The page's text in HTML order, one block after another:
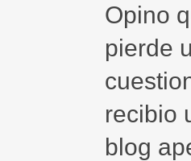
Opino
pierde
recibio
blog